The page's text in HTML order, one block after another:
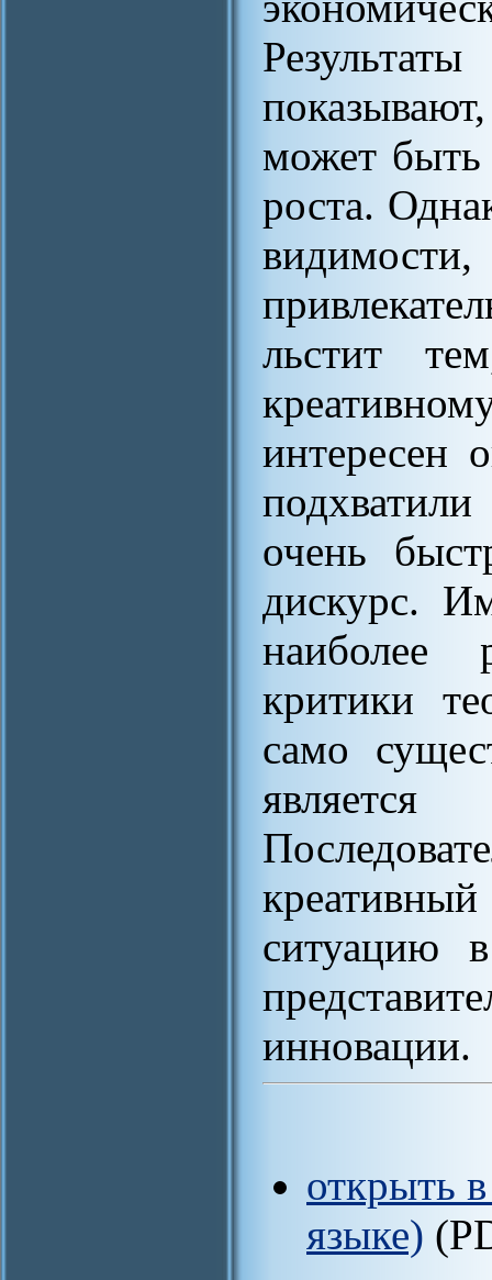
может быть
роста.
льстит
интересен
очень
дискурс.
наиболее
критики
само
ситуацию
инновации.
открыть
языке)